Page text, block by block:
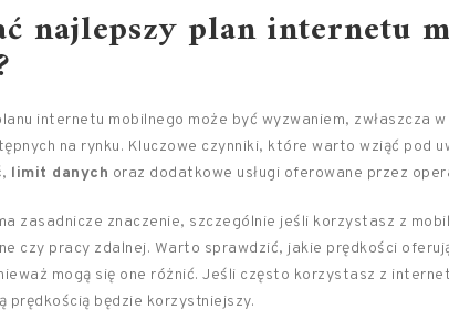
najlepszy plan internetu
internetu mobilnego może być wyzwaniem, zwłaszcza
na rynku. Kluczowe czynniki, które warto wziąć pod
, limit danych oraz dodatkowe usługi oferowane przez
zasadnicze znaczenie, szczególnie jeśli korzystasz z
czy pracy zdalnej. Warto sprawdzić, jakie prędkości
mogą się one różnić. Jeśli często korzystasz z
prędkością będzie korzystniejszy.